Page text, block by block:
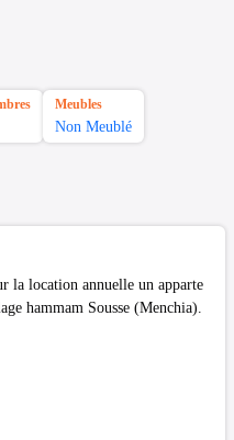
Meubles
Non Meublé
la location annuelle un apparte
hammam Sousse (Menchia).